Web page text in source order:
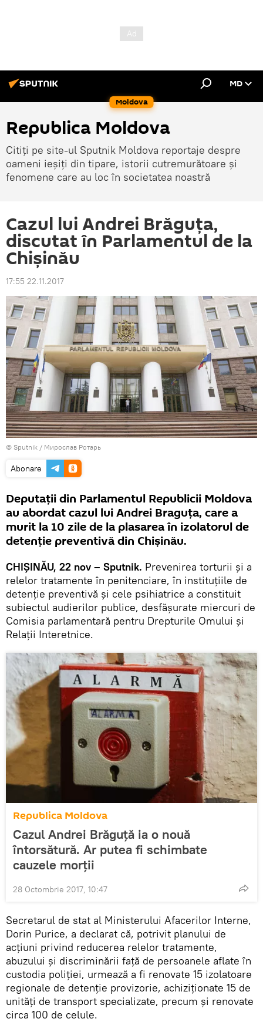
Moldova
MD
Republica Moldova
Citiți pe site-ul Sputnik Moldova reportaje despre
oameni ieșiți din tipare, istorii cutremurătoare și
fenomene care au loc în societatea noastră
Cazul lui Andrei Brăguța,
discutat în Parlamentul de la
Chișinău
17:55 22.11.2017
© Sputnik / Мирослав Ротарь
Abonare
Deputații din Parlamentul Republicii Moldova
au abordat cazul lui Andrei Braguța, care a
murit la 10 zile de la plasarea în izolatorul de
detenție preventivă din Chișinău.
CHIȘINĂU, 22 nov – Sputnik. Prevenirea torturii și a
relelor tratamente în penitenciare, în instituțiile de
detenție preventivă și cele psihiatrice a constituit
subiectul audierilor publice, desfășurate miercuri de
Comisia parlamentară pentru Drepturile Omului și
Relații Interetnice.
Republica Moldova
Cazul Andrei Brăguță ia o nouă
întorsătură. Ar putea fi schimbate
cauzele morții
28 Octombrie 2017, 10:47
Secretarul de stat al Ministerului Afacerilor Interne,
Dorin Purice, a declarat că, potrivit planului de
acţiuni privind reducerea relelor tratamente,
abuzului şi discriminării faţă de persoanele aflate în
custodia poliţiei, urmează a fi renovate 15 izolatoare
regionale de detenţie provizorie, achiziţionate 15 de
unităţi de transport specializate, precum și renovate
circa 100 de celule.